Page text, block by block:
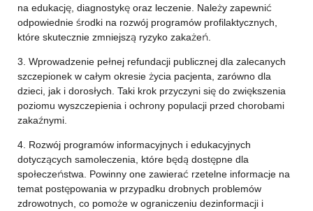
na edukację, diagnostykę oraz leczenie. Należy zapewnić
odpowiednie środki na rozwój programów profilaktycznych,
które skutecznie zmniejszą ryzyko zakażeń.
3. Wprowadzenie pełnej refundacji publicznej dla zalecanych
szczepionek w całym okresie życia pacjenta, zarówno dla
dzieci, jak i dorosłych. Taki krok przyczyni się do zwiększenia
poziomu wyszczepienia i ochrony populacji przed chorobami
zakaźnymi.
4. Rozwój programów informacyjnych i edukacyjnych
dotyczących samoleczenia, które będą dostępne dla
społeczeństwa. Powinny one zawierać rzetelne informacje na
temat postępowania w przypadku drobnych problemów
zdrowotnych, co pomoże w ograniczeniu dezinformacji i